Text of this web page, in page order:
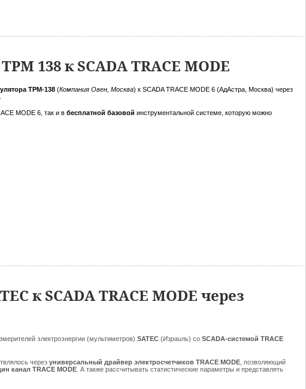
138 к SCADA TRACE MODE
ТРМ-138 (Компания Овен, Москва) к SCADA TRACE MODE 6 (АдАстра, Москва) через
MODE 6, так и в бесплатной базовой инструментальной системе, которую можно
к SCADA TRACE MODE через
электроэнергии (мультиметров) SATEC (Израиль) со SCADA-системой TRACE
через универсальный драйвер электросчетчиков TRACE MODE , позволяющий
канал TRACE MODE . А также рассчитывать статистические параметры и представлять